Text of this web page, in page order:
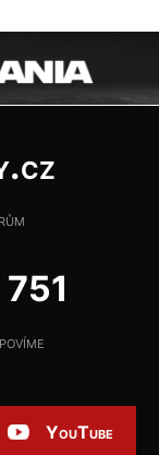
YouTube